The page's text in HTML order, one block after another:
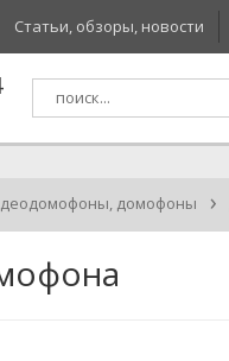
Статьи, обзоры, новости
домофоны ›